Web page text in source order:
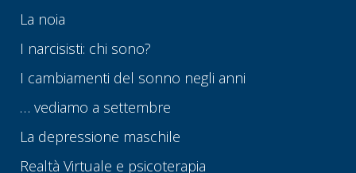
La noia
I narcisisti: chi sono?
I cambiamenti del sonno negli anni
… vediamo a settembre
La depressione maschile
Realtà Virtuale e psicoterapia